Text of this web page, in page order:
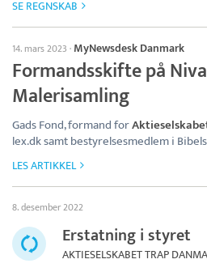
SE REGNSKAB
14. mars 2023 · MyNewsdesk Danmark
Formandsskifte på
Malerisamling
Gads Fond, formand for
lex.dk samt bestyrelsesmedlem i
LES ARTIKKEL
8. desember 2022
Erstatning i styret
AKTIESELSKABET TRAP